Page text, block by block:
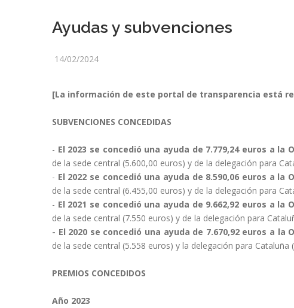
Ayudas y subvenciones
14/02/2024
[La información de este portal de transparencia está
SUBVENCIONES CONCEDIDAS
- El 2023 se concedió una ayuda de 7.779,24 euros a la
de la sede central (5.600,00 euros) y de la delegación para
- El 2022 se concedió una ayuda de 8.590,06 euros a la
de la sede central (6.455,00 euros) y de la delegación para
- El 2021 se concedió una ayuda de 9.662,92 euros a la
de la sede central (7.550 euros) y de la delegación para
- El 2020 se concedió una ayuda de 7.670,92 euros a la
de la sede central (5.558 euros) y la delegación para Cataluña
PREMIOS CONCEDIDOS
Año 2023